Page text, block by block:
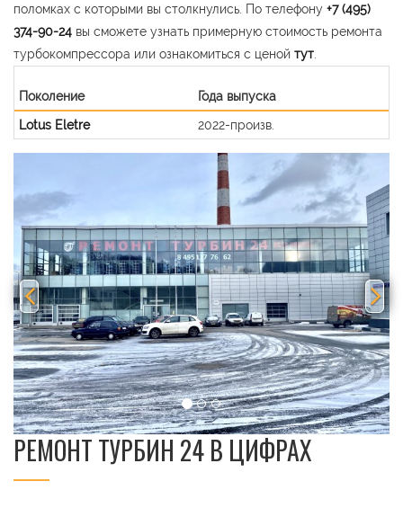
поломках с которыми вы столкнулись. По телефону +7 (495)
374-90-24 вы сможете узнать примерную стоимость ремонта
турбокомпрессора или ознакомиться с ценой тут
Поколение
Года выпуска
Lotus Eletre
2022-произв.
РЕМОНТ ТУРБИН 24 В ЦИФРАХ